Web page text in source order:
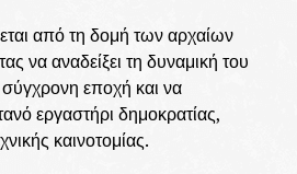
από τη δομή των αρχαίων
να αναδείξει τη δυναμική του
εποχή και να
εργαστήρι δημοκρατίας,
καινοτομίας.